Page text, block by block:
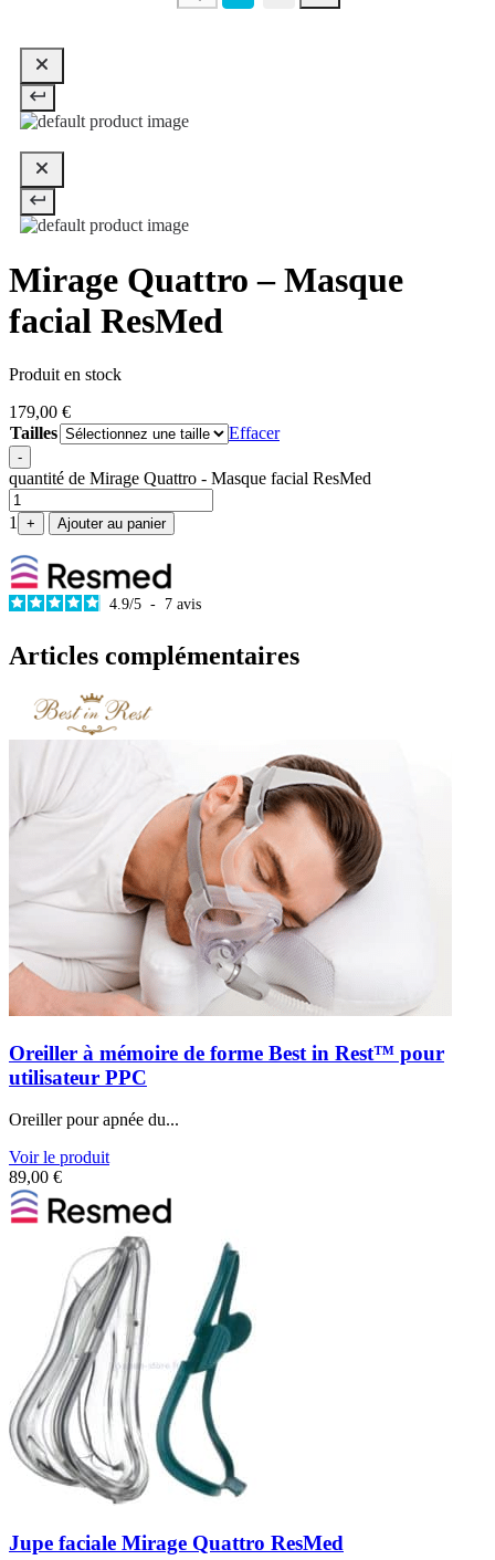
Mirage Quattro – Masque
facial ResMed
Produit en stock
179,00 €
Tailles
Effacer
-
quantité de Mirage Quattro - Masque facial ResMed
1 + Ajouter au panier
4.9/5 - 7 avis
Articles complémentaires
Oreiller à mémoire de forme Best in Rest™ pour
utilisateur PPC
Oreiller pour apnée du...
Voir le produit
89,00 €
Jupe faciale Mirage Quattro ResMed